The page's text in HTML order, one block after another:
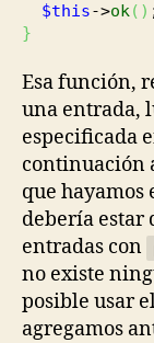
$this->ok ( )
}
Esa función,
una entrada,
especificada
continuación
que hayamos
debería estar
entradas con
no existe
posible usar
agregamos